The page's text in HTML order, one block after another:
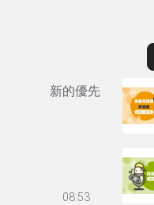
新的優先
08:53